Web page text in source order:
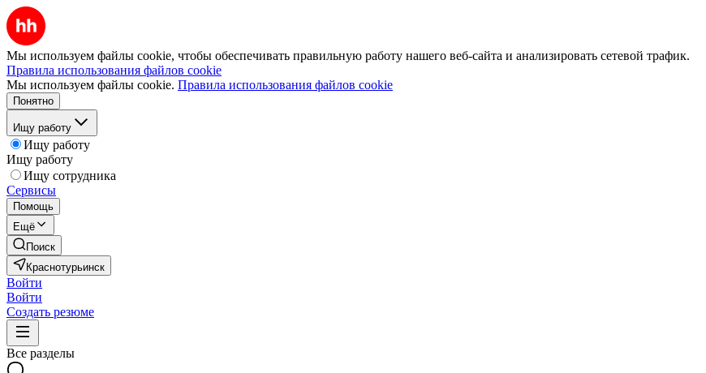
Мы используем файлы cookie, чтобы обеспечивать правильную работу нашего веб-сайта и анализировать сетевой трафик.
Правила использования файлов cookie
Мы используем файлы cookie. Правила использования файлов cookie
Понятно
Ищу работу
Ищу работу
Ищу работу
Ищу сотрудника
Сервисы
Помощь
Ещё
Поиск
Краснотурьинск
Войти
Войти
Создать резюме
Все разделы